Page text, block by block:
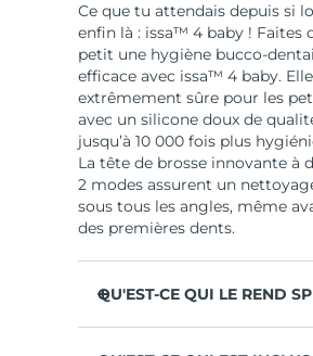
Ce que tu attendais depuis si
enfin là : issa™ 4 baby ! Faites
petit une hygiène bucco-
efficace avec issa™ 4 baby.
extrêmement sûre pour les
avec un silicone doux de
jusqu’à 10 000 fois plus
La tête de brosse innovante à
2 modes assurent un
sous tous les angles, même
des premières dents.
QU'EST-CE QUI LE REND